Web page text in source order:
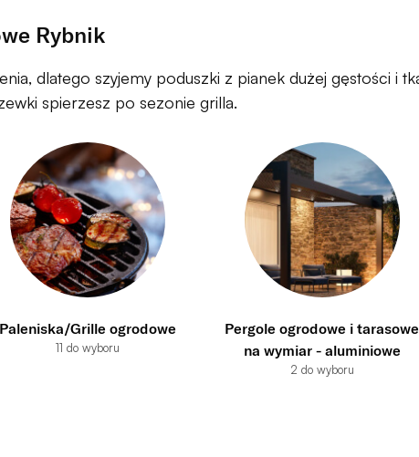
Rybnik
dlatego szyjemy poduszki z pianek dużej gęstości i
spierzesz po sezonie grilla.
Paleniska/Grille ogrodowe
11 do wyboru
Pergole ogrodowe i tarasowe
na wymiar - aluminiowe
2 do wyboru